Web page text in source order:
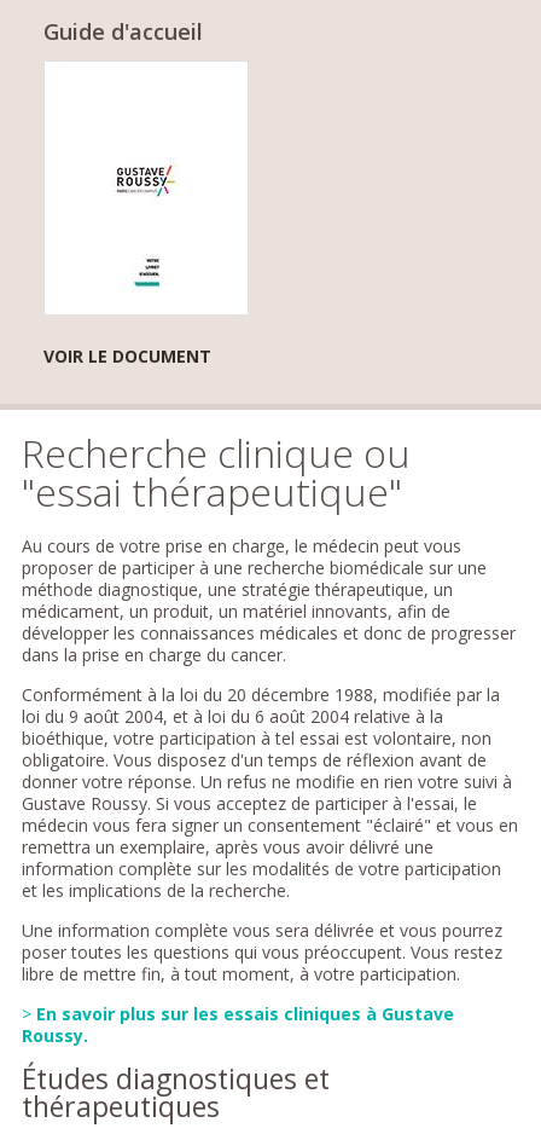
Guide d'accueil
VOIR LE DOCUMENT
Recherche clinique ou
"essai thérapeutique"
Au cours de votre prise en charge, le médecin peut vous
proposer de participer à une recherche biomédicale sur une
méthode diagnostique, une stratégie thérapeutique, un
médicament, un produit, un matériel innovants, afin de
développer les connaissances médicales et donc de progresser
dans la prise en charge du cancer.
Conformément à la loi du 20 décembre 1988, modifiée par la
loi du 9 août 2004, et à loi du 6 août 2004 relative à la
bioéthique, votre participation à tel essai est volontaire, non
obligatoire. Vous disposez d'un temps de réflexion avant de
donner votre réponse. Un refus ne modifie en rien votre suivi à
Gustave Roussy. Si vous acceptez de participer à l'essai, le
médecin vous fera signer un consentement "éclairé" et vous en
remettra un exemplaire, après vous avoir délivré une
information complète sur les modalités de votre participation
et les implications de la recherche.
Une information complète vous sera délivrée et vous pourrez
poser toutes les questions qui vous préoccupent. Vous restez
libre de mettre fin, à tout moment, à votre participation.
> En savoir plus sur les essais cliniques à Gustave
Roussy.
Études diagnostiques et
thérapeutiques